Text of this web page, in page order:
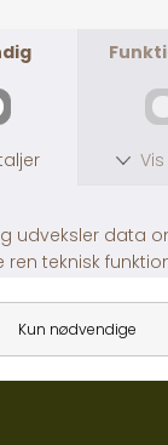
Levende Natal
DKK 50,00